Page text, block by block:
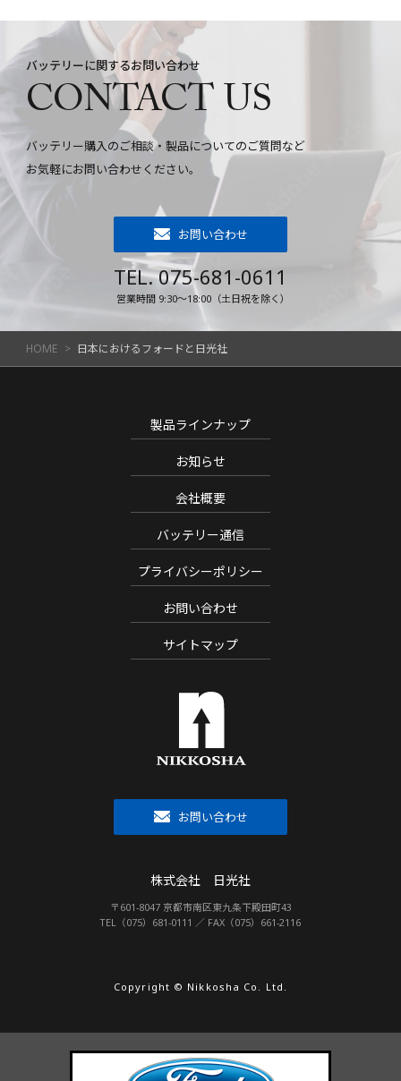
バッテリーに関するお問い合わせ
CONTACT US
バッテリー購入のご相談・製品についてのご質問など
お気軽にお問い合わせください。
お問い合わせ
TEL. 075-681-0611
営業時間 9:30～18:00（土日祝を除く）
HOME 日本におけるフォードと日光社
お問い合わせ
株式会社 日光社
〒601-8047 京都市南区東九条下殿田町43
TEL（075）681-0111 ／ FAX（075）661-2116
製品ラインナップ
お知らせ
会社概要
バッテリー通信
プライバシーポリシー
お問い合わせ
サイトマップ
Copyright © Nikkosha Co. Ltd.